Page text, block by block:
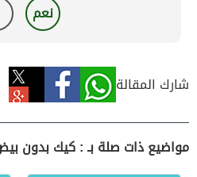
نعم
شارك المقالة
مواضيع ذات صلة بـ : كيك بدون